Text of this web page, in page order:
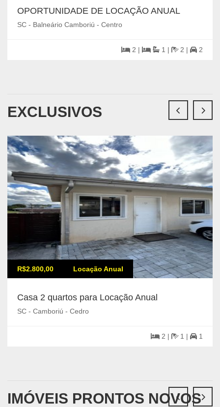
OPORTUNIDADE DE LOCAÇÃO ANUAL
SC - Balneário Camboriú - Centro
2 | 1 | 2 | 2
EXCLUSIVOS
R$2.800,00 Locação Anual
Casa 2 quartos para Locação Anual
SC - Camboriú - Cedro
2 | 1 | 1
IMÓVEIS PRONTOS NOVOS